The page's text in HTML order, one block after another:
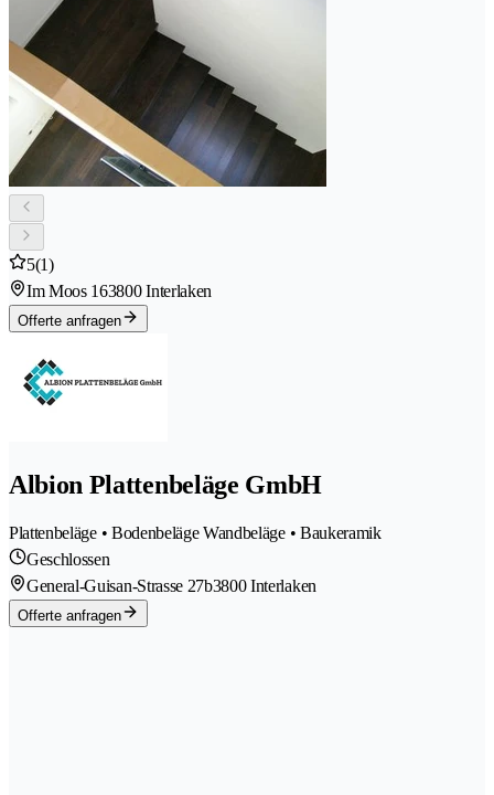
5(1)
Im Moos 163800 Interlaken
Offerte anfragen
Albion Plattenbeläge GmbH
Plattenbeläge • Bodenbeläge Wandbeläge • Baukeramik
Geschlossen
General-Guisan-Strasse 27b3800 Interlaken
Offerte anfragen